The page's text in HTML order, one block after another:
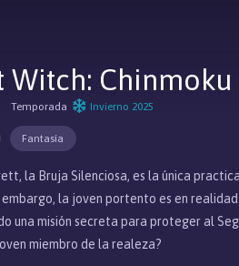
Witch:
Temporada Invierno 2025
Fantasía
la Bruja Silenciosa, es la única
la joven portento es en
una misión secreta para proteger al
miembro de la realeza?